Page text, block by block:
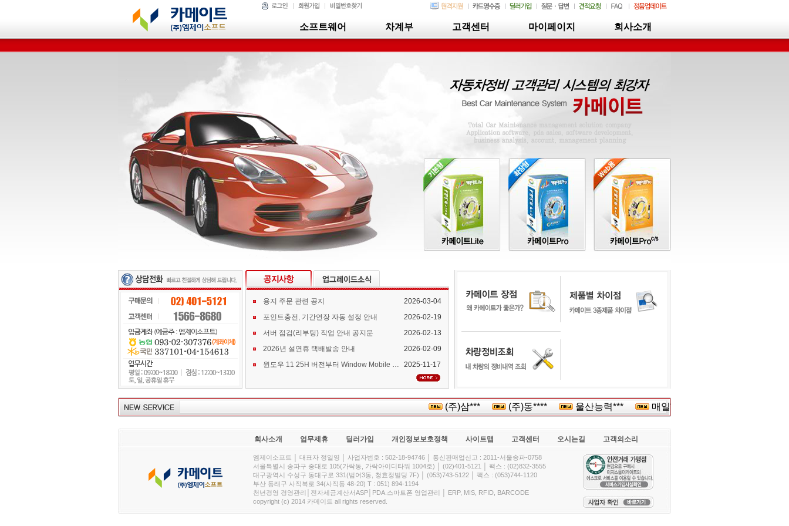
소프트웨어 차계부 고객센터 마이페이지 회사소개
용지 주문 관련 공지
2026-03-04
포인트충전, 기간연장 자동 설정 안내
2026-02-19
서버 점검(리부팅) 작업 안내 공지문
2026-02-13
2026년 설연휴 택배발송 안내
2026-02-09
윈도우 11 25H 버전부터 Window Mobile Device Center 지원 중단 안내
2025-11-17
(주)삼*** (주)동**** 울산능력*** 매일**
회사소개 업무제휴 딜러가입 개인정보보호정책 사이트맵 고객센터 오시는길 고객의소리
엠제이소프트 │ 대표자 정일영 │ 사업자번호 : 502-18-94746 │ 통신판매업신고 : 2011-서울송파-0758
서울특별시 송파구 중대로 105(가락동, 가락아이디타워 1004호) │ (02)401-5121 │ 팩스 : (02)832-3555
대구광역시 수성구 동대구로 331(범어3동, 청효정빌딩 7F) │ (053)743-5122 │ 팩스 : (053)744-1120
부산 동래구 사직북로 34(사직동 48-20) T : 051) 894-1194
천년경영 경영관리│전자세금계산서ASP│PDA.스마트폰 영업관리 │ ERP, MIS, RFID, BARCODE
copyright (c) 2014 카메이트 all rights reserved.